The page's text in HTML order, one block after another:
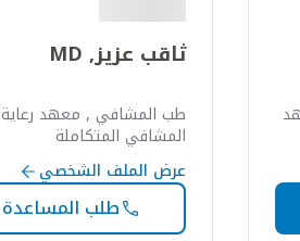
ثاقب عزيز, MD
طب المشافي , معهد رعاية
المشافي المتكاملة
عرض الملف الشخصي
طلب المساعدة